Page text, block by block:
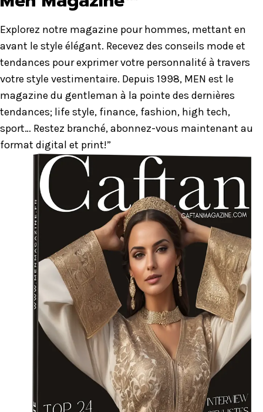
Explorez notre magazine pour hommes, mettant en
avant le style élégant. Recevez des conseils mode et
tendances pour exprimer votre personnalité à travers
votre style vestimentaire. Depuis 1998, MEN est le
magazine du gentleman à la pointe des dernières
tendances; life style, finance, fashion, high tech,
sport… Restez branché, abonnez-vous maintenant au
format digital et print!”